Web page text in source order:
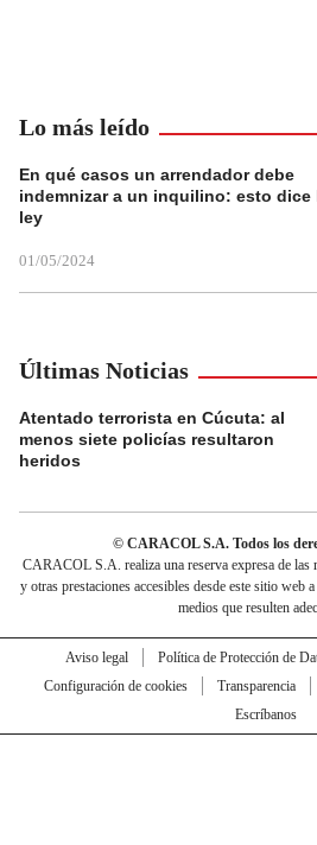
Lo más leído
En qué casos un arrendador debe
indemnizar a un inquilino: esto dice
ley
01/05/2024
Últimas Noticias
Atentado terrorista en Cúcuta: al
menos siete policías resultaron
heridos
© CARACOL S.A. Todos los
CARACOL S.A. realiza una reserva expresa de las
y otras prestaciones accesibles desde este sitio web
medios que resulten
Aviso legal Política de Protección de
Configuración de cookies
Transparencia
Escríbanos